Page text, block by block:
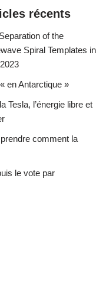
récents
of the
Spiral Templates in
en Antarctique »
Tesla, l’énergie libre et
comment la
le vote par